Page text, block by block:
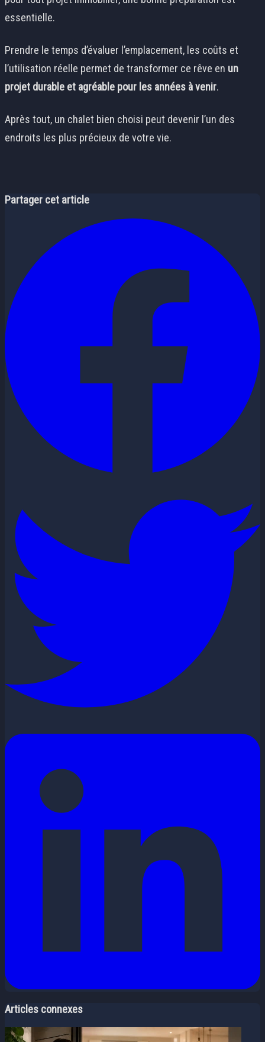
essentielle.
Prendre le temps d’évaluer l’emplacement, les coûts et
l’utilisation réelle permet de transformer ce rêve en un
projet durable et agréable pour les années à venir.
Après tout, un chalet bien choisi peut devenir l’un des
endroits les plus précieux de votre vie.
Partager cet article
Articles connexes